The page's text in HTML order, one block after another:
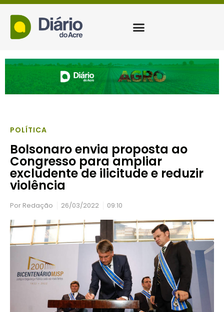
POLÍTICA
Bolsonaro envia proposta ao
Congresso para ampliar
excludente de ilicitude e reduzir
violência
Por Redação 26/03/2022 09:10